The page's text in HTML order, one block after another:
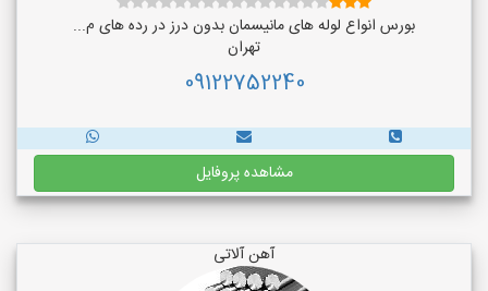
بورس انواع لوله های مانیسمان بدون درز در رده های م...
تهران
09122752240
مشاهده پروفایل
آهن آلاتی